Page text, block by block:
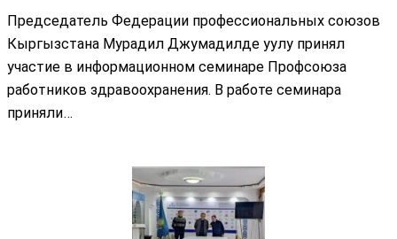
Председатель Федерации профессиональных союзов
Кыргызстана Мурадил Джумадилде уулу принял
участие в информационном семинаре Профсоюза
работников здравоохранения. В работе семинара
приняли…